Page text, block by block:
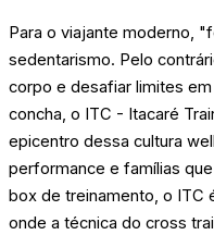
Para o viajante moderno,
sedentarismo. Pelo
corpo e desafiar limites
concha, o ITC - Itacaré
epicentro dessa cultura
performance e famílias
box de treinamento, o ITC
onde a técnica do cross